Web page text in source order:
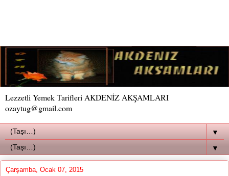
Lezzetli Yemek Tarifleri AKDENİZ AKŞAMLARI
ozaytug@gmail.com
▼
▼
Çarşamba, Ocak 07, 2015